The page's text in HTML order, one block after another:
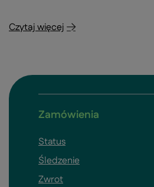
Czytaj więcej
Zamówienia
Status
Śledzenie
Zwrot